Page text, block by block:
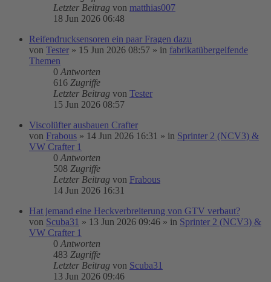
Letzter Beitrag von matthias007
18 Jun 2026 06:48
Reifendrucksensoren ein paar Fragen dazu
von Tester » 15 Jun 2026 08:57 » in fabrikatübergeifende
Themen
0 Antworten
616 Zugriffe
Letzter Beitrag von Tester
15 Jun 2026 08:57
Viscolüfter ausbauen Crafter
von Frabous » 14 Jun 2026 16:31 » in Sprinter 2 (NCV3) &
VW Crafter 1
0 Antworten
508 Zugriffe
Letzter Beitrag von Frabous
14 Jun 2026 16:31
Hat jemand eine Heckverbreiterung von GTV verbaut?
von Scuba31 » 13 Jun 2026 09:46 » in Sprinter 2 (NCV3) &
VW Crafter 1
0 Antworten
483 Zugriffe
Letzter Beitrag von Scuba31
13 Jun 2026 09:46